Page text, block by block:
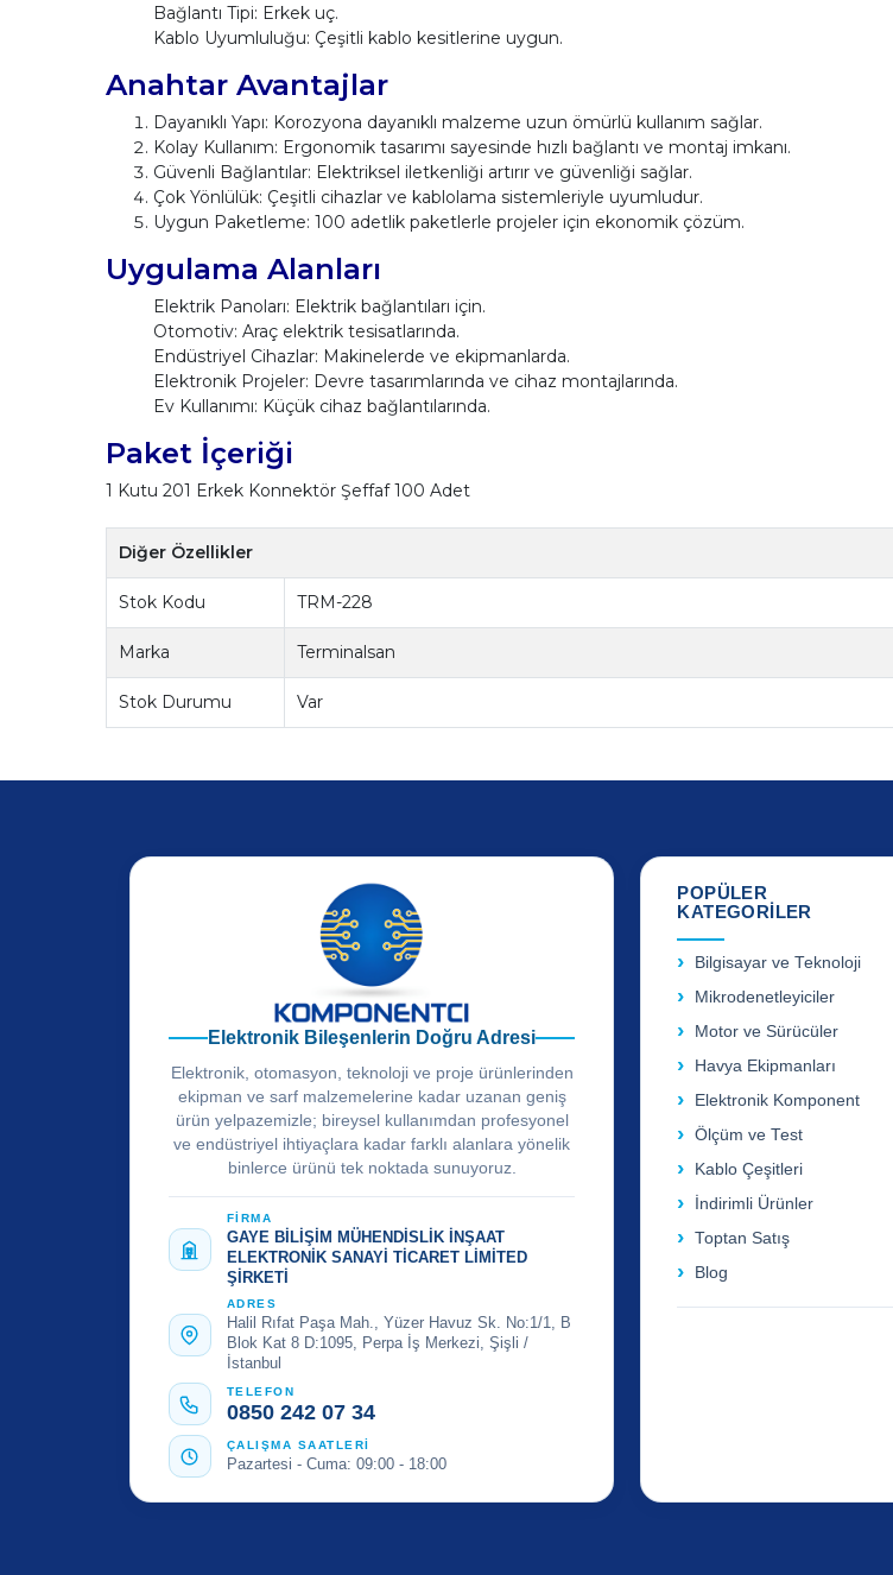
Bağlantı Tipi: Erkek uç.
Kablo Uyumluluğu: Çeşitli kablo kesitlerine uygun.
Anahtar Avantajlar
Dayanıklı Yapı: Korozyona dayanıklı malzeme uzun ömürlü kullanım sağlar.
Kolay Kullanım: Ergonomik tasarımı sayesinde hızlı bağlantı ve montaj imkanı.
Güvenli Bağlantılar: Elektriksel iletkenliği artırır ve güvenliği sağlar.
Çok Yönlülük: Çeşitli cihazlar ve kablolama sistemleriyle uyumludur.
Uygun Paketleme: 100 adetlik paketlerle projeler için ekonomik çözüm.
Uygulama Alanları
Elektrik Panoları: Elektrik bağlantıları için.
Otomotiv: Araç elektrik tesisatlarında.
Endüstriyel Cihazlar: Makinelerde ve ekipmanlarda.
Elektronik Projeler: Devre tasarımlarında ve cihaz montajlarında.
Ev Kullanımı: Küçük cihaz bağlantılarında.
Paket İçeriği
1 Kutu 201 Erkek Konnektör Şeffaf 100 Adet
Diğer Özellikler
Stok Kodu TRM-228
Marka Terminalsan
Stok Durumu Var
Elektronik Bileşenlerin Doğru Adresi
Elektronik, otomasyon, teknoloji ve proje ürünlerinden
ekipman ve sarf malzemelerine kadar uzanan geniş
ürün yelpazemizle; bireysel kullanımdan profesyonel
ve endüstriyel ihtiyaçlara kadar farklı alanlara yönelik
binlerce ürünü tek noktada sunuyoruz.
FİRMA
GAYE BİLİŞİM MÜHENDİSLİK İNŞAAT
ELEKTRONİK SANAYİ TİCARET LİMİTED
ŞİRKETİ
ADRES
Halil Rıfat Paşa Mah., Yüzer Havuz Sk. No:1/1, B
Blok Kat 8 D:1095, Perpa İş Merkezi, Şişli /
İstanbul
TELEFON
0850 242 07 34
ÇALIŞMA SAATLERİ
Pazartesi - Cuma: 09:00 - 18:00
POPÜLER
KATEGORİLER
Bilgisayar ve Teknoloji
Mikrodenetleyiciler
Motor ve Sürücüler
Havya Ekipmanları
Elektronik Komponent
Ölçüm ve Test
Kablo Çeşitleri
İndirimli Ürünler
Toptan Satış
Blog